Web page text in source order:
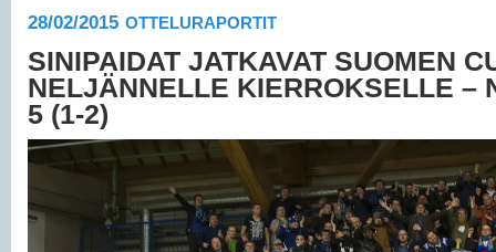
28/02/2015 OTTELURAPORTIT
SINIPAIDAT JATKAVAT SUOMEN
NELJÄNNELLE KIERROKSELLE –
5 (1-2)